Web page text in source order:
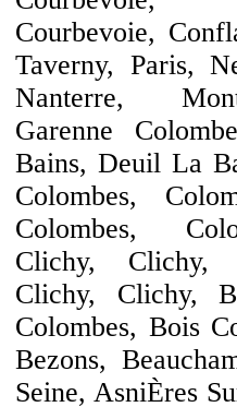
Courbevoie,
Taverny, Paris,
Nanterre,
Garenne
Bains, Deuil La
Colombes,
Colombes,
Clichy, Clichy,
Clichy, Clichy,
Colombes, Bois
Bezons,
Seine, AsniÈres